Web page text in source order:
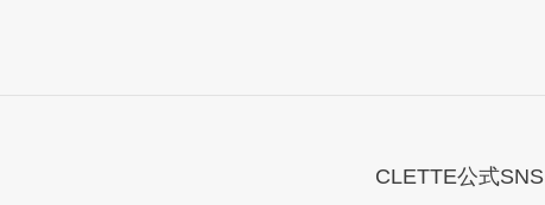
CLETTE公式SNS